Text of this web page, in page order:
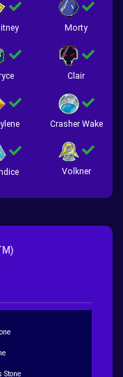
Morty
Clair
Crasher Wake
Volkner
Stone